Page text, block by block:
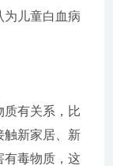
为儿童白血病
质有关系，比
触新家居、新
有毒物质，这